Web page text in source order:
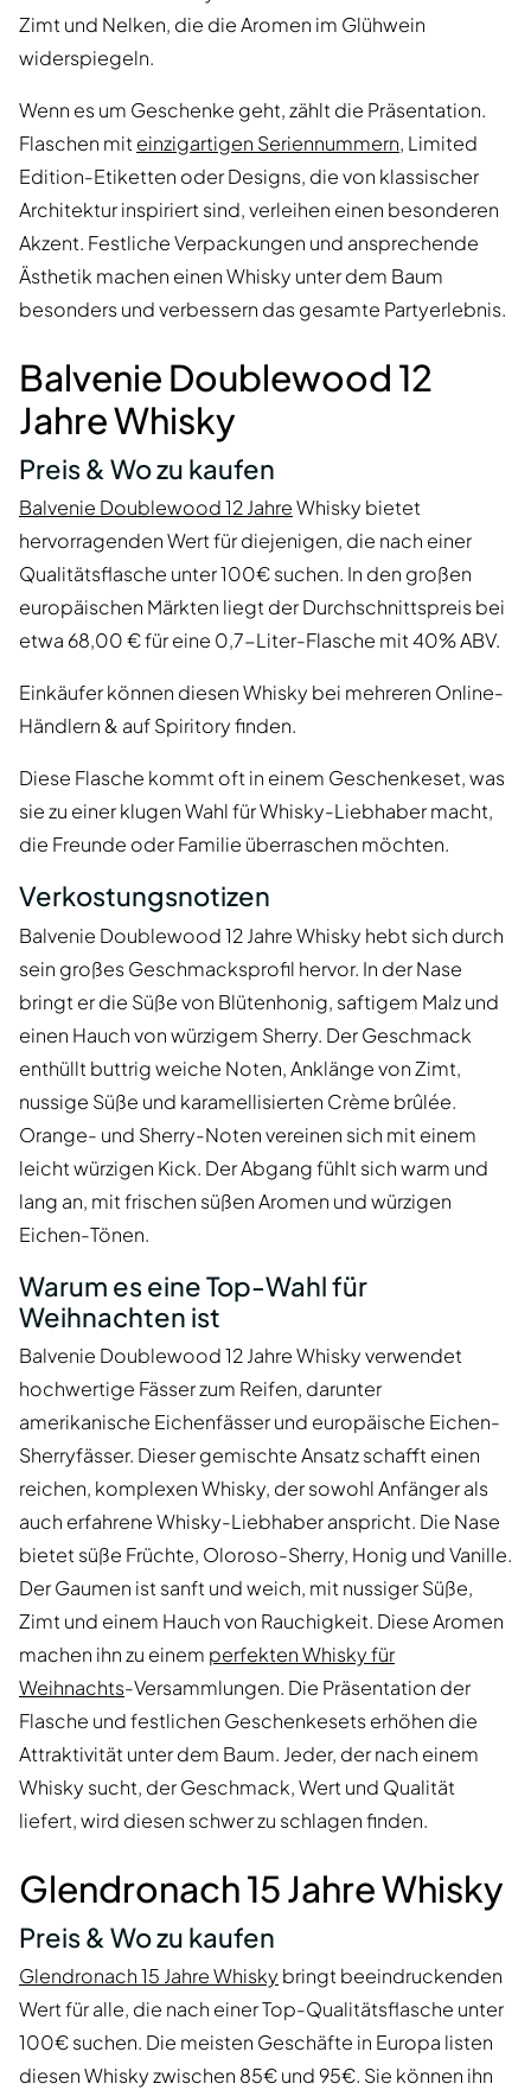
Zimt und Nelken, die die Aromen im Glühwein
widerspiegeln.
Wenn es um Geschenke geht, zählt die Präsentation.
Flaschen mit einzigartigen Seriennummern, Limited
Edition-Etiketten oder Designs, die von klassischer
Architektur inspiriert sind, verleihen einen besonderen
Akzent. Festliche Verpackungen und ansprechende
Ästhetik machen einen Whisky unter dem Baum
besonders und verbessern das gesamte Partyerlebnis.
Balvenie Doublewood 12
Jahre Whisky
Preis & Wo zu kaufen
Balvenie Doublewood 12 JahreWhisky bietet
hervorragenden Wert für diejenigen, die nach einer
Qualitätsflasche unter 100€ suchen. In den großen
europäischen Märkten liegt der Durchschnittspreis bei
etwa 68,00 € für eine 0,7-Liter-Flasche mit 40% ABV.
Einkäufer können diesen Whisky bei mehreren Online-
Händlern & auf Spiritory finden.
Diese Flasche kommt oft in einem Geschenkeset, was
sie zu einer klugen Wahl für Whisky-Liebhaber macht,
die Freunde oder Familie überraschen möchten.
Verkostungsnotizen
Balvenie Doublewood 12 Jahre Whisky hebt sich durch
sein großes Geschmacksprofil hervor. In der Nase
bringt er die Süße von Blütenhonig, saftigem Malz und
einen Hauch von würzigem Sherry. Der Geschmack
enthüllt buttrig weiche Noten, Anklänge von Zimt,
nussige Süße und karamellisierten Crème brûlée.
Orange- und Sherry-Noten vereinen sich mit einem
leicht würzigen Kick. Der Abgang fühlt sich warm und
lang an, mit frischen süßen Aromen und würzigen
Eichen-Tönen.
Warum es eine Top-Wahl für
Weihnachten ist
Balvenie Doublewood 12 Jahre Whisky verwendet
hochwertige Fässer zum Reifen, darunter
amerikanische Eichenfässer und europäische Eichen-
Sherryfässer. Dieser gemischte Ansatz schafft einen
reichen, komplexen Whisky, der sowohl Anfänger als
auch erfahrene Whisky-Liebhaber anspricht. Die Nase
bietet süße Früchte, Oloroso-Sherry, Honig und Vanille.
Der Gaumen ist sanft und weich, mit nussiger Süße,
Zimt und einem Hauch von Rauchigkeit. Diese Aromen
machen ihn zu einem perfekten Whisky für
Weihnachts-Versammlungen. Die Präsentation der
Flasche und festlichen Geschenkesets erhöhen die
Attraktivität unter dem Baum. Jeder, der nach einem
Whisky sucht, der Geschmack, Wert und Qualität
liefert, wird diesen schwer zu schlagen finden.
Glendronach 15 Jahre Whisky
Preis & Wo zu kaufen
Glendronach 15 Jahre Whisky bringt beeindruckenden
Wert für alle, die nach einer Top-Qualitätsflasche unter
100€ suchen. Die meisten Geschäfte in Europa listen
diesen Whisky zwischen 85€ und 95€. Sie können ihn